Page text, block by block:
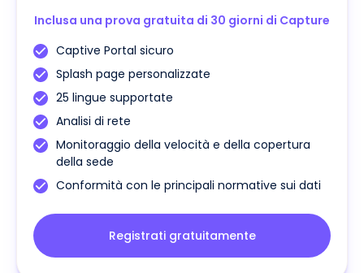
Inclusa una prova gratuita di 30 giorni di Capture
Captive Portal sicuro
Splash page personalizzate
25 lingue supportate
Analisi di rete
Monitoraggio della velocità e della copertura
della sede
Conformità con le principali normative sui dati
Registrati gratuitamente